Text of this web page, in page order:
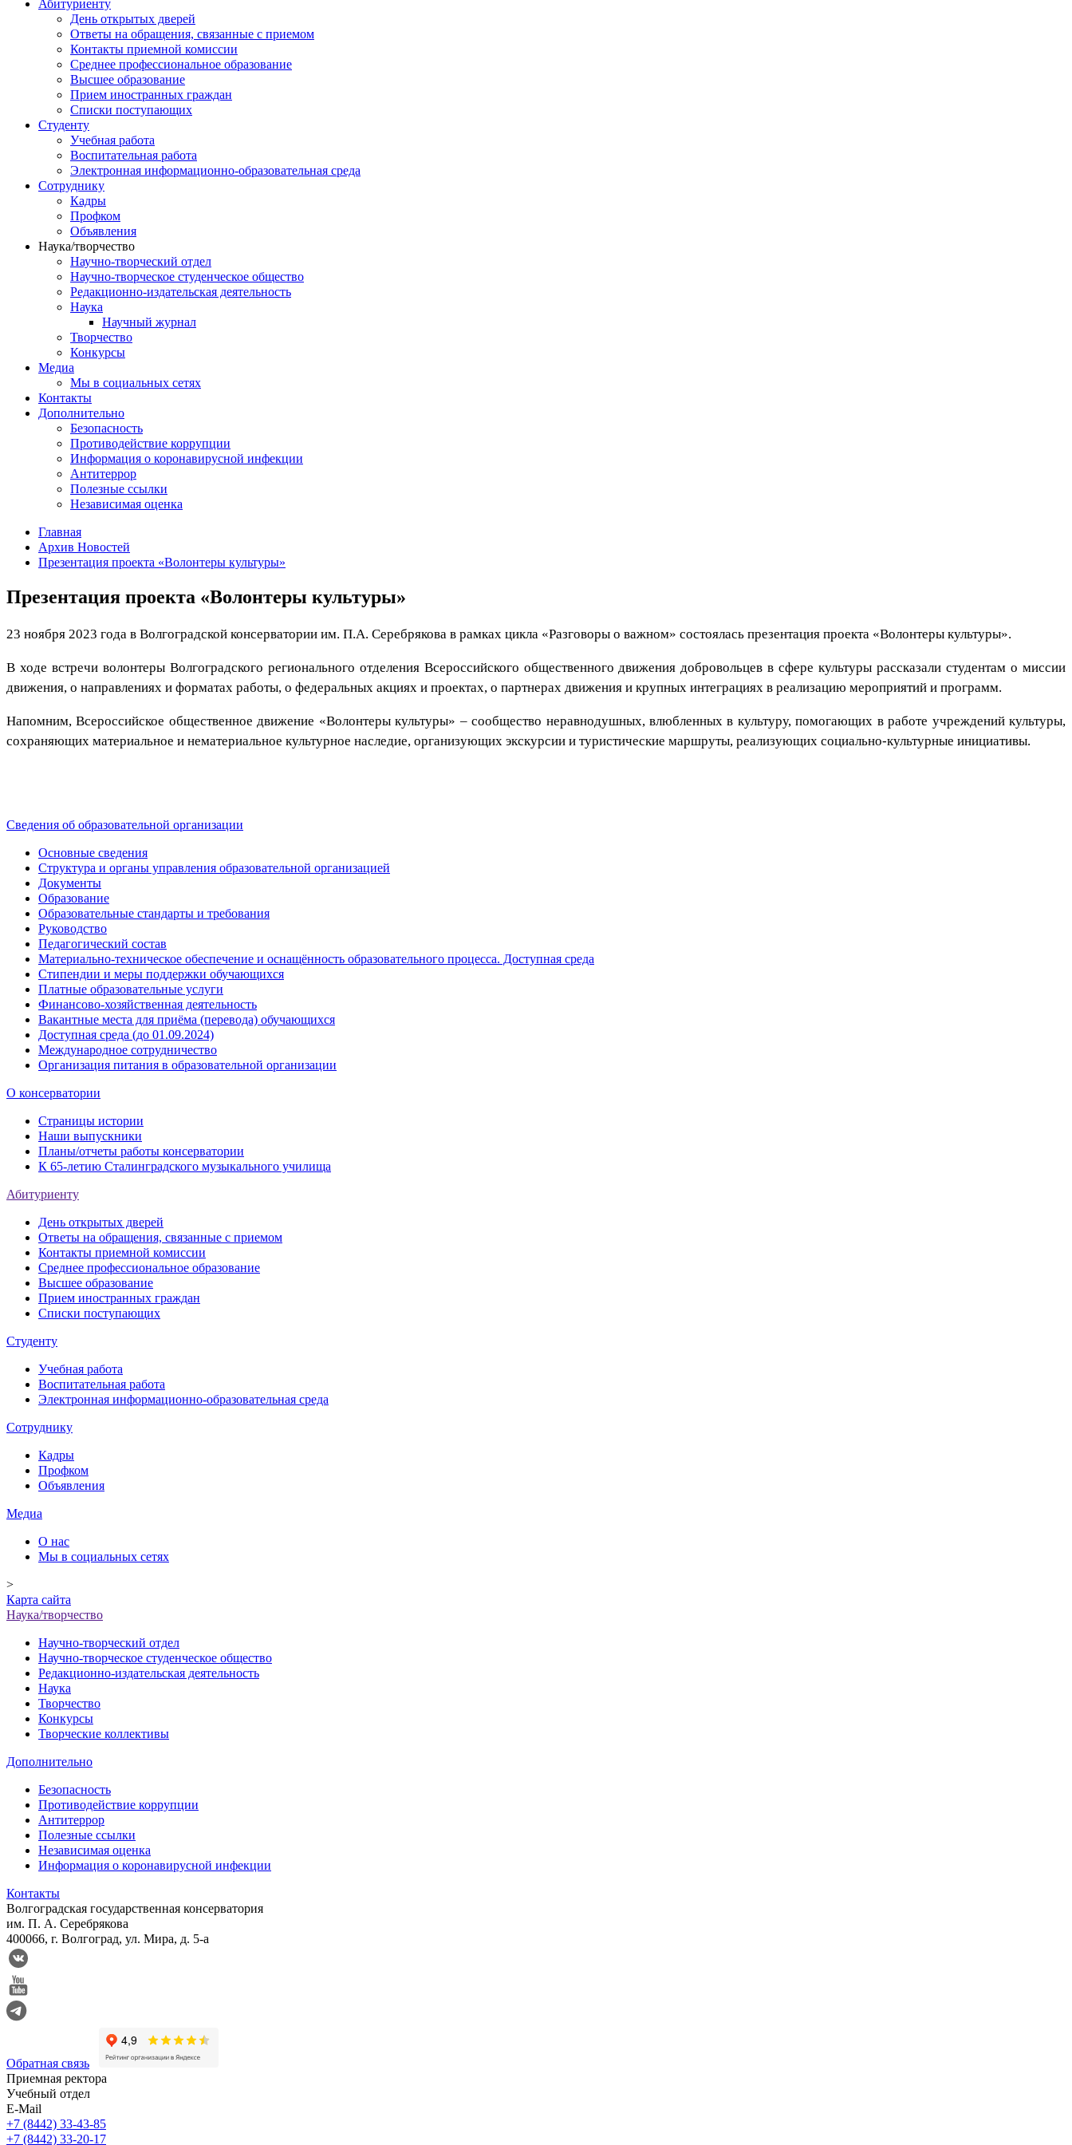
Абитуриенту
День открытых дверей
Ответы на обращения, связанные с приемом
Контакты приемной комиссии
Среднее профессиональное образование
Высшее образование
Прием иностранных граждан
Списки поступающих
Студенту
Учебная работа
Воспитательная работа
Электронная информационно-образовательная среда
Сотруднику
Кадры
Профком
Объявления
Наука/творчество
Научно-творческий отдел
Научно-творческое студенческое общество
Редакционно-издательская деятельность
Наука
Научный журнал
Творчество
Конкурсы
Медиа
Мы в социальных сетях
Контакты
Дополнительно
Безопасность
Противодействие коррупции
Информация о коронавирусной инфекции
Антитеррор
Полезные ссылки
Независимая оценка
Главная
Архив Новостей
Презентация проекта «Волонтеры культуры»
Презентация проекта «Волонтеры культуры»
23 ноября 2023 года в Волгоградской консерватории им. П.А. Серебрякова в рамках цикла «Разговоры о важном» состоялась презентация проекта «Волонтеры культуры».
В ходе встречи волонтеры Волгоградского регионального отделения Всероссийского общественного движения добровольцев в сфере культуры рассказали студентам о миссии
движения, о направлениях и форматах работы, о федеральных акциях и проектах, о партнерах движения и крупных интеграциях в реализацию мероприятий и программ.
Напомним, Всероссийское общественное движение «Волонтеры культуры» – сообщество неравнодушных, влюбленных в культуру, помогающих в работе учреждений культуры,
сохраняющих материальное и нематериальное культурное наследие, организующих экскурсии и туристические маршруты, реализующих социально-культурные инициативы.
Сведения об образовательной организации
Основные сведения
Структура и органы управления образовательной организацией
Документы
Образование
Образовательные стандарты и требования
Руководство
Педагогический состав
Материально-техническое обеспечение и оснащённость образовательного процесса. Доступная среда
Стипендии и меры поддержки обучающихся
Платные образовательные услуги
Финансово-хозяйственная деятельность
Вакантные места для приёма (перевода) обучающихся
Доступная среда (до 01.09.2024)
Международное сотрудничество
Организация питания в образовательной организации
О консерватории
Страницы истории
Наши выпускники
Планы/отчеты работы консерватории
К 65-летию Сталинградского музыкального училища
Абитуриенту
День открытых дверей
Ответы на обращения, связанные с приемом
Контакты приемной комиссии
Среднее профессиональное образование
Высшее образование
Прием иностранных граждан
Списки поступающих
Студенту
Учебная работа
Воспитательная работа
Электронная информационно-образовательная среда
Сотруднику
Кадры
Профком
Объявления
Медиа
О нас
Мы в социальных сетях
>
Карта сайта
Наука/творчество
Научно-творческий отдел
Научно-творческое студенческое общество
Редакционно-издательская деятельность
Наука
Творчество
Конкурсы
Творческие коллективы
Дополнительно
Безопасность
Противодействие коррупции
Антитеррор
Полезные ссылки
Независимая оценка
Информация о коронавирусной инфекции
Контакты
Волгоградская государственная консерватория
им. П. А. Серебрякова
400066, г. Волгоград, ул. Мира, д. 5-а
Обратная связь
Приемная ректора
Учебный отдел
E-Mail
+7 (8442) 33-43-85
+7 (8442) 33-20-17